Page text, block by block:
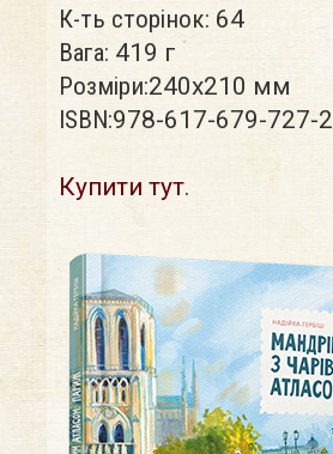
К-ть сторінок: 64
Вага: 419 г
Розміри:240x210 мм
ISBN:978-617-679-727-2
Купити тут.